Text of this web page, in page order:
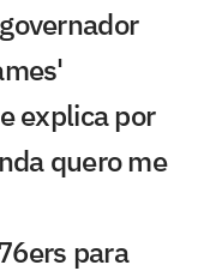
explica por
quero me
para